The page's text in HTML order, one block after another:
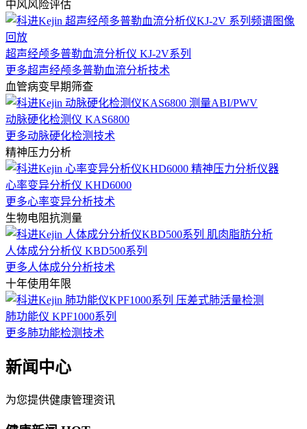
中风风险评估
超声经颅多普勒血流分析仪 KJ-2V系列
更多超声经颅多普勒血流分析技术
血管病变早期筛查
动脉硬化检测仪 KAS6800
更多动脉硬化检测技术
精神压力分析
心率变异分析仪 KHD6000
更多心率变异分析技术
生物电阻抗测量
人体成分分析仪 KBD500系列
更多人体成分分析技术
十年使用年限
肺功能仪 KPF1000系列
更多肺功能检测技术
新闻中心
为您提供健康管理资讯